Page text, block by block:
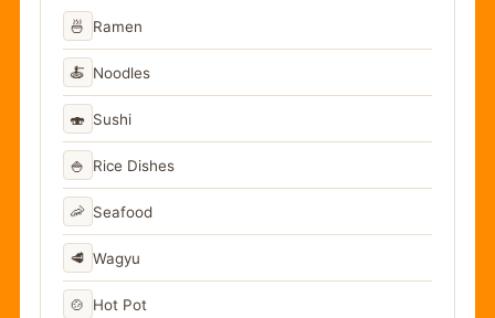
🍜 Ramen
🍝 Noodles
🍣 Sushi
🍚 Rice Dishes
🦐 Seafood
🥩 Wagyu
🍲 Hot Pot